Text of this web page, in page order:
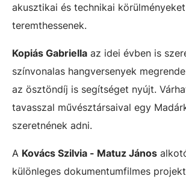
akusztikai és technikai körülményeket
teremthessenek.
Kopiás Gabriella az idei évben is
színvonalas hangversenyek
az ösztöndíj is segítséget nyújt.
tavasszal művésztársaival egy
szeretnének adni.
A Kovács Szilvia - Matuz János
különleges dokumentumfilmes